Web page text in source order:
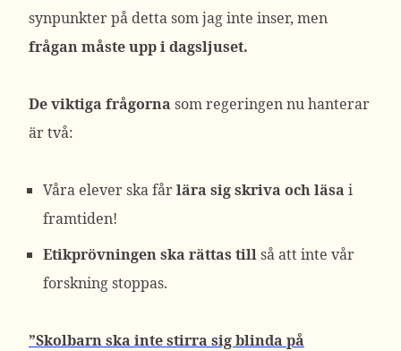
synpunkter på detta som jag inte inser, men
frågan måste upp i dagsljuset.
De viktiga frågorna som regeringen nu hanterar
är två:
Våra elever ska fårlära sig skriva och läsa i
framtiden!
Etikprövningen ska rättas tillså att inte vår
forskning stoppas.
”Skolbarn ska inte stirra sig blinda på